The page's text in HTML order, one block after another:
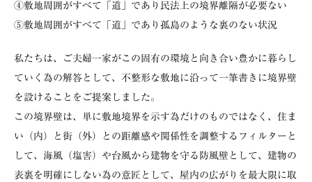
④敷地周囲がすべて「道」であり民法上の境界離隔が必要ない
⑤敷地周囲がすべて「道」であり孤島のような裏のない状況
私たちは、ご夫婦一家がこの固有の環境と向き合い豊かに暮らし
ていく為の解答として、不整形な敷地に沿って一筆書きに境界壁
を設けることをご提案しました。
この境界壁は、単に敷地境界を示す為だけのものではなく、住ま
い（内）と街（外）との距離感や関係性を調整するフィルターと
して、海風（塩害）や台風から建物を守る防風壁として、建物の
表裏を明確にしない為の意匠として、屋内の広がりを最大限に取